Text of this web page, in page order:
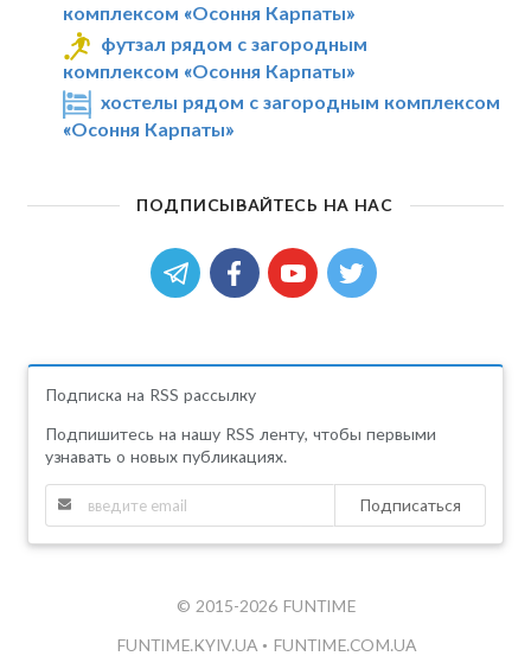
комплексом «Осоння Карпаты»
футзал рядом с загородным
комплексом «Осоння Карпаты»
хостелы рядом с загородным комплексом
«Осоння Карпаты»
ПОДПИСЫВАЙТЕСЬ НА НАС
Подписка на RSS рассылку
Подпишитесь на нашу RSS ленту, чтобы первыми
узнавать о новых публикациях.
Подписаться
© 2015-2026 FUNTIME
FUNTIME.KYIV.UA • FUNTIME.COM.UA